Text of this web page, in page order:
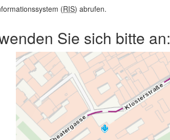
(RIS) abrufen.
Sie sich bitte an: